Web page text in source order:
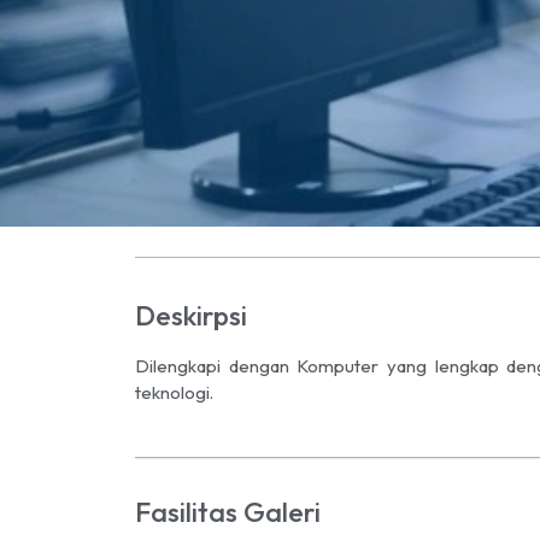
Deskirpsi
Dilengkapi dengan Komputer yang lengkap
teknologi.
Fasilitas Galeri